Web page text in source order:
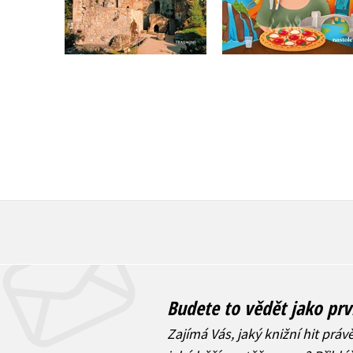
Do košíku
269 Kč
215 Kč
Do košíku
399 Kč
319 Kč
Budete to vědět jako
Zajímá Vás, jaký knižní hit